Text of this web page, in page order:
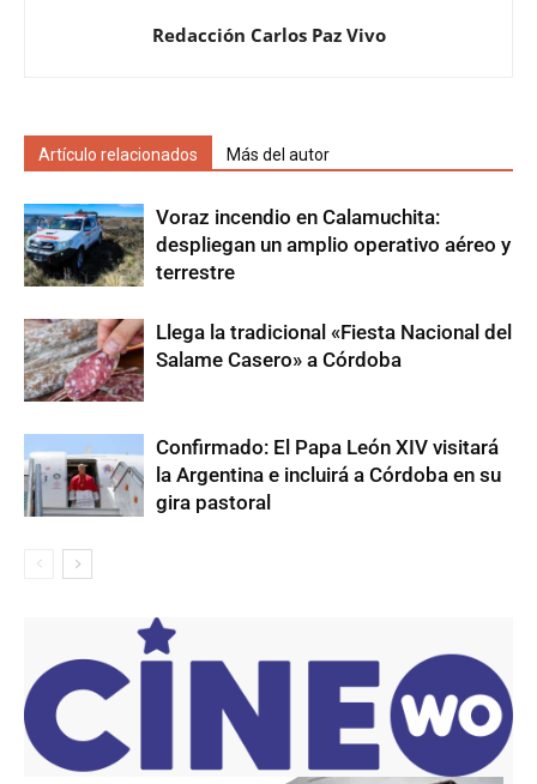
Redacción Carlos Paz Vivo
Artículo relacionados Más del autor
Voraz incendio en Calamuchita:
despliegan un amplio operativo aéreo y
terrestre
Llega la tradicional «Fiesta Nacional del
Salame Casero» a Córdoba
Confirmado: El Papa León XIV visitará
la Argentina e incluirá a Córdoba en su
gira pastoral